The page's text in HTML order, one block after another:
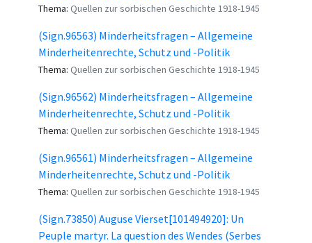
Thema: Quellen zur sorbischen Geschichte 1918-1945
(Sign.96563) Minderheitsfragen – Allgemeine
Minderheitenrechte, Schutz und -Politik
Thema: Quellen zur sorbischen Geschichte 1918-1945
(Sign.96562) Minderheitsfragen – Allgemeine
Minderheitenrechte, Schutz und -Politik
Thema: Quellen zur sorbischen Geschichte 1918-1945
(Sign.96561) Minderheitsfragen – Allgemeine
Minderheitenrechte, Schutz und -Politik
Thema: Quellen zur sorbischen Geschichte 1918-1945
(Sign.73850) Auguse Vierset[101494920]: Un
Peuple martyr. La question des Wendes (Serbes